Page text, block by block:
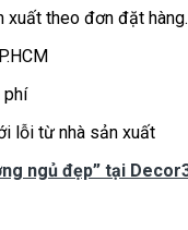
xuất theo đơn đặt hàng.
phí
lỗi từ nhà sản xuất
ngủ đẹp” tại